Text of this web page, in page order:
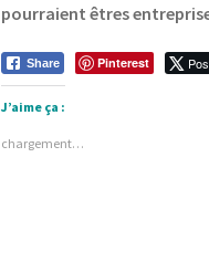
pourraient êtres
Share Pinterest
J’aime ça :
chargement…